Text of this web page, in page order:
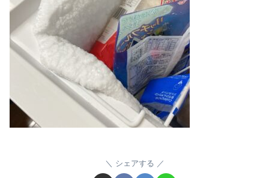
シェアする